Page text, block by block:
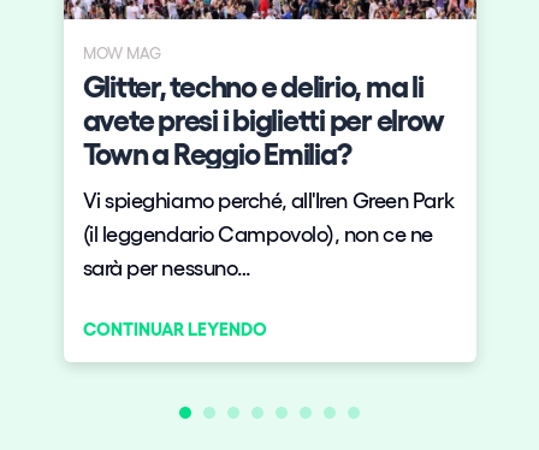
MOW MAG
Glitter, techno e delirio, ma li
avete presi i biglietti per elrow
Town a Reggio Emilia?
Vi spieghiamo perché, all'Iren Green Park
(il leggendario Campovolo), non ce ne
sarà per nessuno…
CONTINUAR LEYENDO